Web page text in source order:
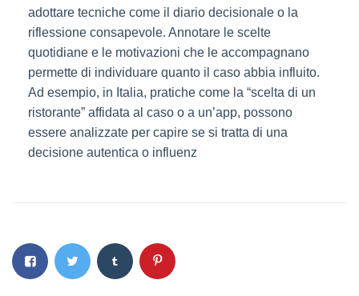
adottare tecniche come il diario decisionale o la
riflessione consapevole. Annotare le scelte
quotidiane e le motivazioni che le accompagnano
permette di individuare quanto il caso abbia influito.
Ad esempio, in Italia, pratiche come la “scelta di un
ristorante” affidata al caso o a un’app, possono
essere analizzate per capire se si tratta di una
decisione autentica o influenz